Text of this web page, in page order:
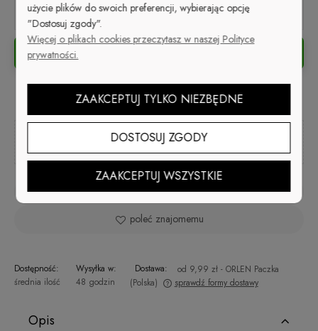
Suma wszystkich produktów: 15,00 zł
Kup i zapłać później
zapytaj o produkt
poleć znajomemu
Dostępność:
średnia ilość
Wysyłka w:
48 godzin
Dostawa: od 9,99 zł - ORLEN Paczka
(Polska)
sprawdź formy dostawy
Opis
użycie plików do swoich preferencji, wybierając opcję
"Dostosuj zgody".
Więcej o plikach cookies przeczytasz w naszej Polityce
prywatności.
ZAAKCEPTUJ TYLKO NIEZBĘDNE
DOSTOSUJ ZGODY
ZAAKCEPTUJ WSZYSTKIE